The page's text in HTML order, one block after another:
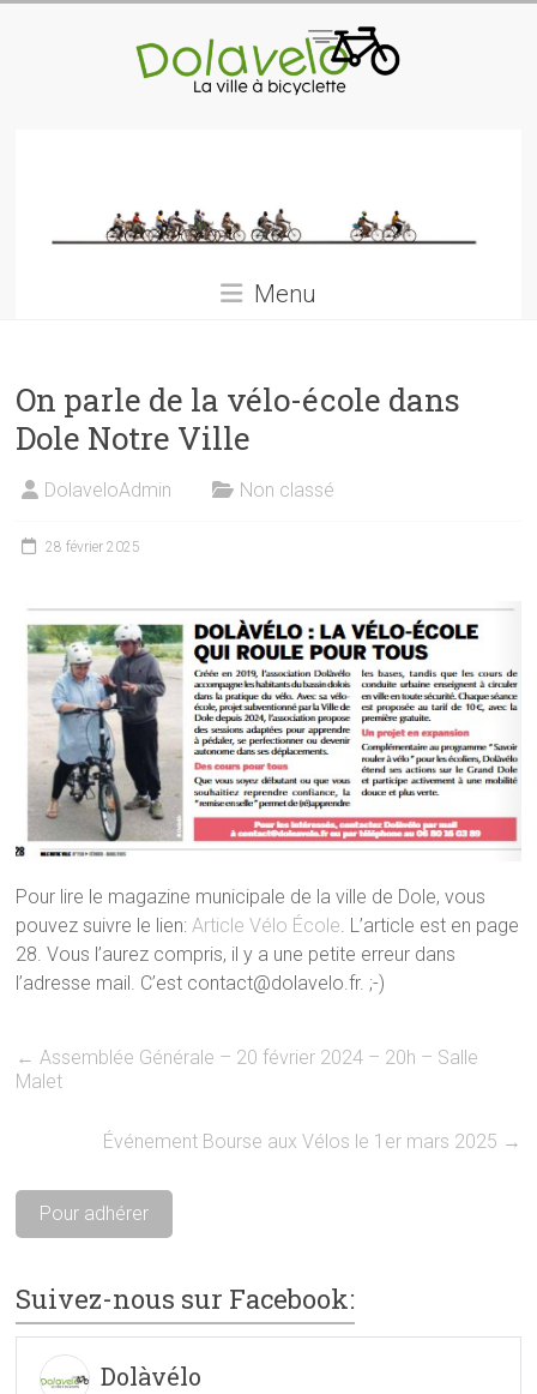
Menu
On parle de la vélo-école dans
Dole Notre Ville
DolaveloAdmin Non classé
28 février 2025
Pour lire le magazine municipale de la ville de Dole, vous
pouvez suivre le lien:Article Vélo École. L’article est en page
28. Vous l’aurez compris, il y a une petite erreur dans
l’adresse mail. C’est contact@dolavelo.fr. ;-)
← Assemblée Générale – 20 février 2024 – 20h – Salle
Malet
Événement Bourse aux Vélos le 1er mars 2025 →
Pour adhérer
Suivez-nous sur Facebook:
Dolàvélo